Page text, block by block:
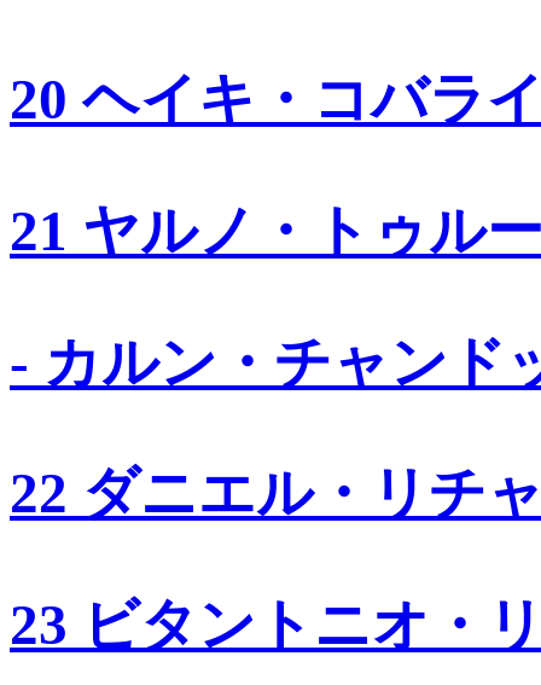
20 ヘイキ・コバラ
21 ヤルノ・トゥル
- カルン・チャンド
22 ダニエル・リチ
23 ビタントニオ・